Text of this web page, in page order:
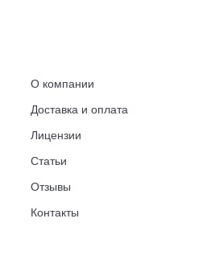
О компании
Доставка и оплата
Лицензии
Статьи
Отзывы
Контакты